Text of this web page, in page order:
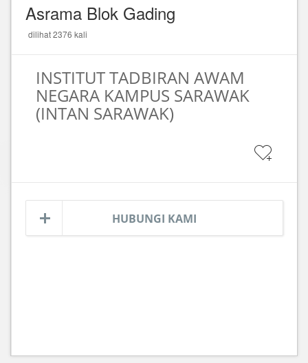
Asrama Blok Gading
dilihat 2376 kali
INSTITUT TADBIRAN AWAM
NEGARA KAMPUS SARAWAK
(INTAN SARAWAK)
HUBUNGI KAMI